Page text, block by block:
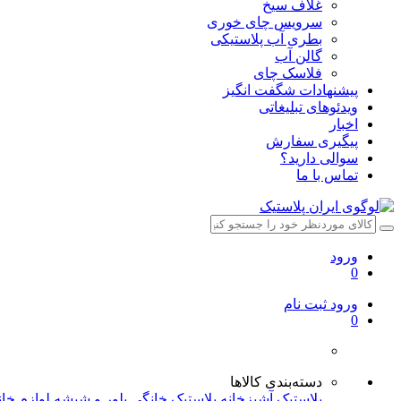
غلاف سیخ
سرویس چای خوری
بطری آب پلاستیکی
گالن آب
فلاسک چای
پیشنهادات شگفت انگیز
ویدئوهای تبلیغاتی
اخبار
پیگیری سفارش
سوالی دارید؟
تماس با ما
ورود
0
ورود ثبت نام
0
دسته‌بندی کالاها